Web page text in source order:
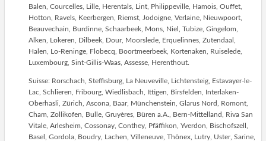
Balen, Courcelles, Lille, Herentals, Lint, Philippeville, Hamois, Ouffet,
Hotton, Ravels, Keerbergen, Riemst, Jodoigne, Verlaine, Nieuwpoort,
Beauvechain, Burdinne, Schaarbeek, Mons, Niel, Tubize, Gingelom,
Alken, Lokeren, Dilbeek, Dour, Moorslede, Erquelinnes, Zutendaal,
Halen, Lo-Reninge, Flobecq, Boortmeerbeek, Kortenaken, Ruiselede,
Luxembourg, Sint-Gillis-Waas, Assesse, Herenthout.
Suisse: Rorschach, Steffisburg, La Neuveville, Lichtensteig, Estavayer-le-
Lac, Schlieren, Fribourg, Wiedlisbach, Ittigen, Birsfelden, Interlaken-
Oberhasli, Zürich, Ascona, Baar, Münchenstein, Glarus Nord, Romont,
Cham, Zollikofen, Bulle, Gruyères, Büren a.A., Bern-Mittelland, Riva San
Vitale, Arlesheim, Cossonay, Conthey, Pfäffikon, Yverdon, Bischofszell,
Basel, Gordola, Boudry, Lachen, Villeneuve, Thônex, Lutry, Uster, Sarine,